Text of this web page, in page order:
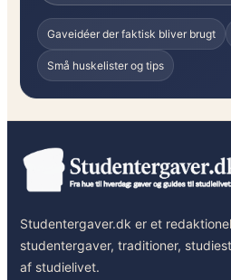
Gaveidéer der faktisk bliver brugt
Små huskelister og tips
Studentergaver.dk er et
studentergaver, traditioner,
af studielivet.